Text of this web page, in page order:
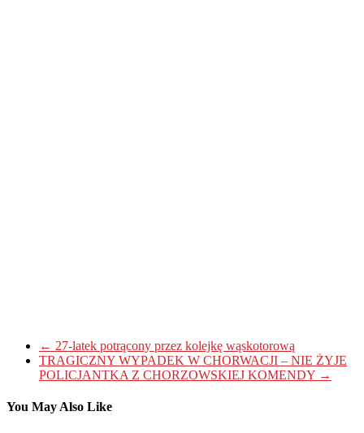
← 27-latek potrącony przez kolejkę wąskotorową
TRAGICZNY WYPADEK W CHORWACJI – NIE ŻYJE
POLICJANTKA Z CHORZOWSKIEJ KOMENDY →
You May Also Like